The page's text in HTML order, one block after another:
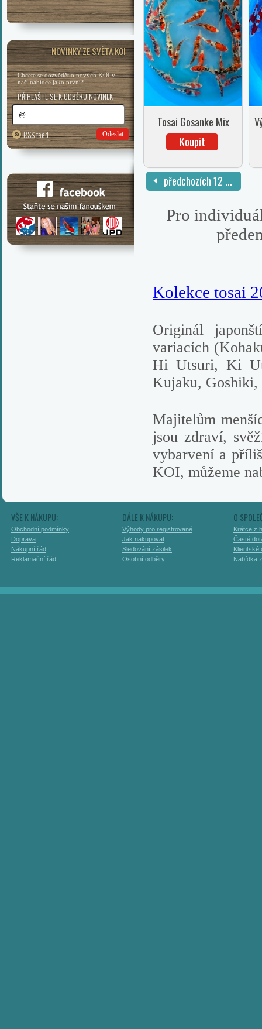
NOVINKY ZE SVĚTA KOI
Chcete se dozvědět o nových KOI v
naší nabídce jako první?
PŘIHLAŠTE SE K ODBĚRU NOVINEK
RSS feed Odeslat
Tosai Gosanke Mix
Koupit
předchozích 12 ...
Pro
Kolekce tosai
Originál
variacích
Hi Utsuri, Ki
Kujaku, Goshiki,
Majitelům
jsou zdraví,
vybarvení a
KOI, můžeme
VŠE K NÁKUPU:
Obchodní podmínky
Doprava
Nákupní řád
Reklamační řád
DÁLE K NÁKUPU:
Výhody pro registrované
Jak nakupovat
Sledování zásilek
Osobní odběry
O
Krátce z
Časté
Klientské
Nabídka